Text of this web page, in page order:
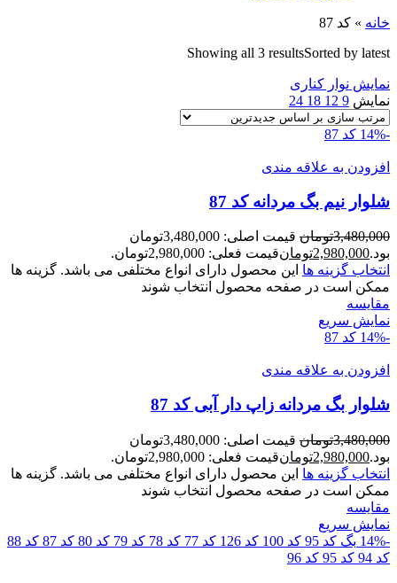
خانه » کد 87
Showing all 3 resultsSorted by latest
نمایش نوار کناری
نمایش 9
12
18
24
-14% کد 87
افزودن به علاقه مندی
شلوار نيم بگ مردانه کد 87
3,480,000تومان
قیمت اصلی: 3,480,000تومان
بود.2,980,000تومانقیمت فعلی: 2,980,000تومان.
انتخاب گزینه ها این محصول دارای انواع مختلفی می باشد. گزینه ها
ممکن است در صفحه محصول انتخاب شوند
مقايسه
نمایش سریع
-14%
کد 87
افزودن به علاقه مندی
شلوار بگ مردانه زاپ دار آبی کد 87
3,480,000تومان
قیمت اصلی: 3,480,000تومان
بود.2,980,000تومانقیمت فعلی: 2,980,000تومان.
انتخاب گزینه ها این محصول دارای انواع مختلفی می باشد. گزینه ها
ممکن است در صفحه محصول انتخاب شوند
مقايسه
نمایش سریع
-14%
بگ کد 95 کد 100 کد 126 کد 77 کد 78 کد 79 کد 80 کد 87
کد 88
کد 94
کد 95 کد 96